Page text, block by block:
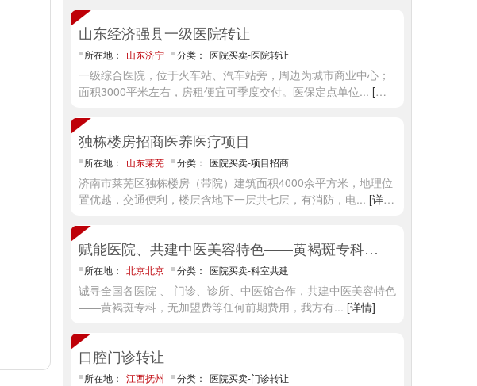
山东经济强县一级医院转让
所在地： 山东济宁 分类： 医院买卖-医院转让
一级综合医院，位于火车站、汽车站旁，周边为城市商业中心；
面积3000平米左右，房租便宜可季度交付。医保定点单位... [详
独栋楼房招商医养医疗项目
所在地： 山东莱芜 分类： 医院买卖-项目招商
济南市莱芜区独栋楼房（带院）建筑面积4000余平方米，地理位
置优越，交通便利，楼层含地下一层共七层，有消防，电... [详
赋能医院、共建中医美容特色——黄褐斑专科合作
所在地： 北京北京 分类： 医院买卖-科室共建
诚寻全国各医院 、 门诊、诊所、中医馆合作，共建中医美容特色
——黄褐斑专科，无加盟费等任何前期费用，我方有... [详情]
口腔门诊转让
所在地： 江西抚州 分类： 医院买卖-门诊转让